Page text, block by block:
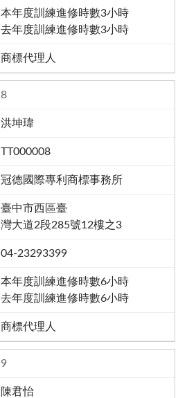
本年度訓練進修時數3小時
去年度訓練進修時數3小時
商標代理人
8
洪坤瑋
TT000008
冠德國際專利商標事務所
臺中市西區臺
灣大道2段285號12樓之3
04-23293399
本年度訓練進修時數6小時
去年度訓練進修時數6小時
商標代理人
9
陳君怡